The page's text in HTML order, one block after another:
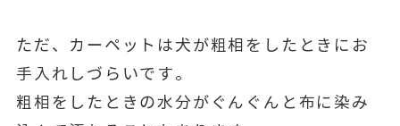
ただ、カーペットは犬が粗相をしたときにお
手入れしづらいです。
粗相をしたときの水分がぐんぐんと布に染み